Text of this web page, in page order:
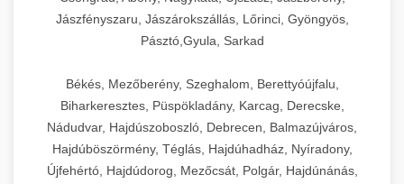
Jászfényszaru, Jászárokszállás, Lőrinci, Gyöngyös,
Pásztó,Gyula, Sarkad
Békés, Mezőberény, Szeghalom, Berettyóújfalu,
Biharkeresztes, Püspökladány, Karcag, Derecske,
Nádudvar, Hajdúszoboszló, Debrecen, Balmazújváros,
Hajdúböszörmény, Téglás, Hajdúhadház, Nyíradony,
Újfehértó, Hajdúdorog, Mezőcsát, Polgár, Hajdúnánás,